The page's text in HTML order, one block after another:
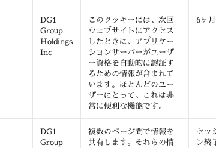
DG1
Group
Holdings
Inc
このクッキーには、次回
ウェブサイトにアクセス
したときに、アプリケー
ションサーバーがユーザ
ー資格を自動的に認証す
るための情報が含まれて
います。ほとんどのユー
ザーにとって、これは非
常に便利な機能です。
6ヶ月
DG1
Group
複数のページ間で情報を
共有します。それらの情
セッ
ン終